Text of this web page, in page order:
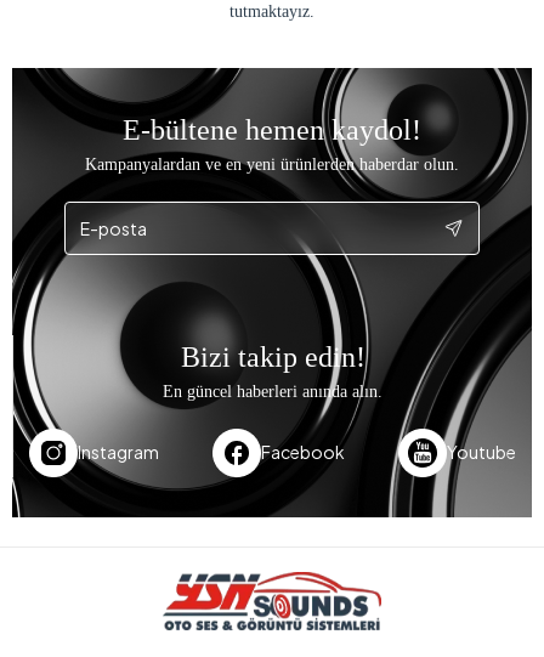
tutmaktayız.
E-bültene hemen kaydol!
Kampanyalardan ve en yeni ürünlerden haberdar olun.
Bizi takip edin!
En güncel haberleri anında alın.
Instagram Facebook Youtube